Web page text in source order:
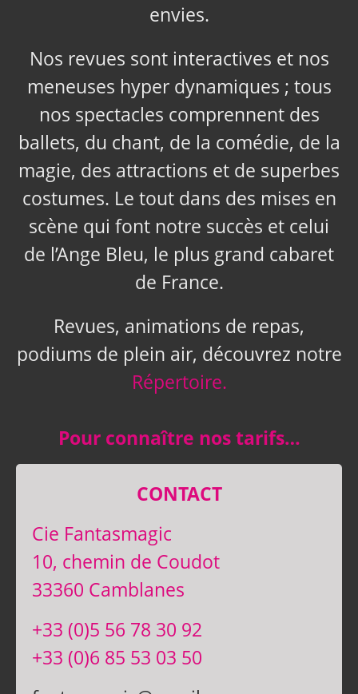
envies.
Nos revues sont interactives et nos
meneuses hyper dynamiques ; tous
nos spectacles comprennent des
ballets, du chant, de la comédie, de la
magie, des attractions et de superbes
costumes. Le tout dans des mises en
scène qui font notre succès et celui
de l’Ange Bleu, le plus grand cabaret
de France.
Revues, animations de repas,
podiums de plein air, découvrez notre
Répertoire.
Pour connaître nos tarifs…
CONTACT
Cie Fantasmagic
10, chemin de Coudot
33360 Camblanes
+33 (0)5 56 78 30 92
+33 (0)6 85 53 03 50